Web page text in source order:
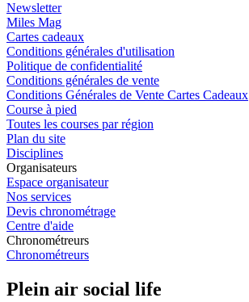
Newsletter
Miles Mag
Cartes cadeaux
Conditions générales d'utilisation
Politique de confidentialité
Conditions générales de vente
Conditions Générales de Vente Cartes Cadeaux
Course à pied
Toutes les courses par région
Plan du site
Disciplines
Organisateurs
Espace organisateur
Nos services
Devis chronométrage
Centre d'aide
Chronométreurs
Chronométreurs
Plein air social life